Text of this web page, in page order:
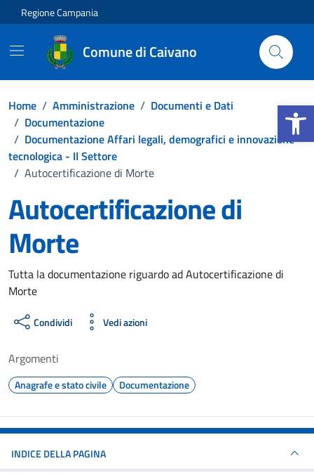
Apri la
Vai ai contenuti
Vai al footer
Regione Campania
Comune di Caivano
Home / Amministrazione / Documenti e Dati
/ Documentazione
/ Documentazione Affari legali, demografici e innovazione
tecnologica - II Settore
/ Autocertificazione di Morte
Autocertificazione di
Morte
Dettagli del documento
Tutta la documentazione riguardo ad Autocertificazione di
Morte
Condividi Vedi azioni
Argomenti
Anagrafe e stato civile Documentazione
INDICE DELLA PAGINA